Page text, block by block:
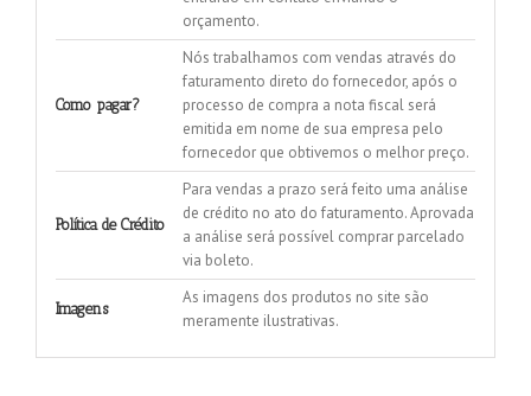
orçamento.
Como pagar?
Nós trabalhamos com vendas através do
faturamento direto do fornecedor, após o
processo de compra a nota fiscal será
emitida em nome de sua empresa pelo
fornecedor que obtivemos o melhor preço.
Política de Crédito
Para vendas a prazo será feito uma análise
de crédito no ato do faturamento. Aprovada
a análise será possível comprar parcelado
via boleto.
Imagens
As imagens dos produtos no site são
meramente ilustrativas.